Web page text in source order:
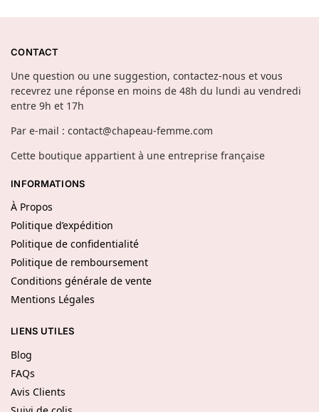
CONTACT
Une question ou une suggestion, contactez-nous et vous
recevrez une réponse en moins de 48h du lundi au vendredi
entre 9h et 17h
Par e-mail : contact@chapeau-femme.com
Cette boutique appartient à une entreprise française
INFORMATIONS
À Propos
Politique d’expédition
Politique de confidentialité
Politique de remboursement
Conditions générale de vente
Mentions Légales
LIENS UTILES
Blog
FAQs
Avis Clients